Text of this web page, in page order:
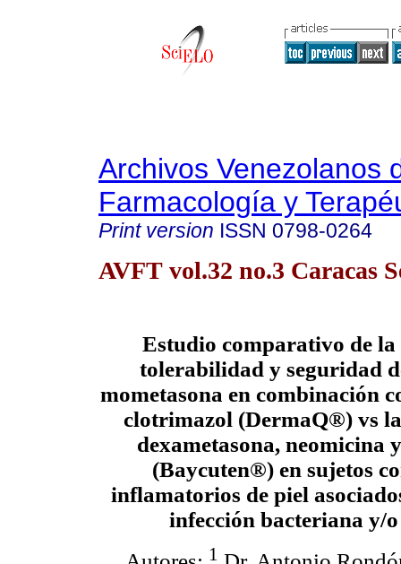
Archivos Venezolanos
Farmacología y
Print version ISSN 0798-0264
AVFT vol.32 no.3 Caracas
Estudio comparativo de
tolerabilidad y seguridad
mometasona en combinación
clotrimazol (DermaQ®) vs
dexametasona, neomicina
(Baycuten®) en sujetos
inflamatorios de piel
infección bacteriana y/
1